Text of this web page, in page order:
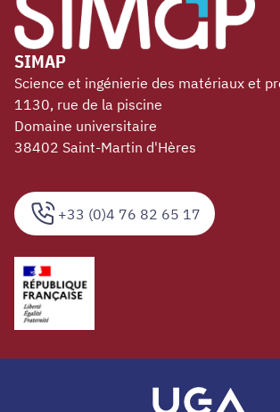
+33 (0)4 76 82 65 17
SIMAP
Science et ingénierie des matériaux et
1130, rue de la piscine
Domaine universitaire
38402 Saint-Martin d'Hères